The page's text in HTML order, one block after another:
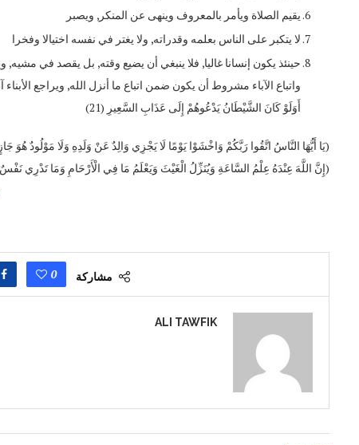
يقيم الصلاة ويأمر بالمعروف وينهى عن المنكر, ويصبر
لا يتكبر على الناس بعلمه وقدراته, ولا يغتر في نفسه اختيالا وفخرا
حينئذ يكون إنسانا غاليا, فلا ينبغي أن يضيع وقته, بل يقصد في
واتباع الآباء مشروط أن يكون ضمن اتباع ما أنزل الله, ويراجع الأبناء
أَوَلَوْ كَانَ الشَّيْطَانُ يَدْعُوهُمْ إِلَى عَذَابِ السَّعِيرِ (21)
(يَا أَيُّهَا النَّاسُ اتَّقُوا رَبَّكُمْ وَاخْشَوْا يَوْمًا لَا يَجْزِي وَالِدٌ عَنْ وَلَدِهِ وَلَا مَوْلُودٌ هُوَ
(إِنَّ اللَّهَ عِنْدَهُ عِلْمُ السَّاعَةِ وَيُنَزِّلُ الْغَيْثَ وَيَعْلَمُ مَا فِي الْأَرْحَامِ وَمَا تَدْرِي
مشاركة 0
ALI TAWFIK
من الظلمات إلى النور: تمهيد زهرة القرآن
سنتين مضت